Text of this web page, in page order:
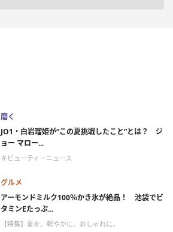
磨く
JO1・白岩瑠姫が“この夏挑戦したこと”とは？ ジ
ョー マロー...
＃ビューティーニュース
グルメ
アーモンドミルク100％かき氷が絶品！ 池袋でビ
タミンEたっぷ...
【特集】夏を、軽やかに、おしゃれに。